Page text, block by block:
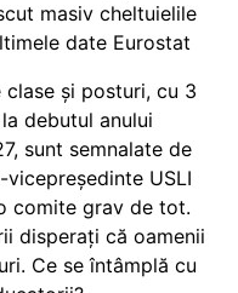
masiv cheltuielile
date Eurostat
și posturi, cu 3
debutul anului
sunt semnalate de
USLI
comite grav de tot.
disperați că oamenii
Ce se întâmplă cu